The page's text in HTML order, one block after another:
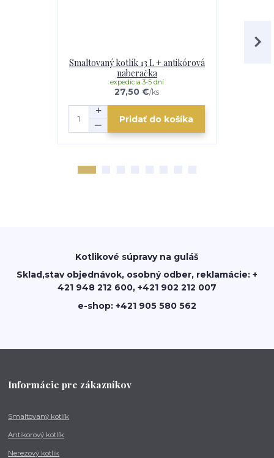
Smaltovaný kotlík 13 L + antikórová
naberačka
27,50 €/ks
expedícia 3-5 dní
Pridať do košíka
Kotlikové súpravy na guláš
Sklad,stav objednávok, osobný odber, reklamácie: +
421 948 212 600, +421 902 212 007
e-shop: +421 905 580 562
Informácie pre zákazníkov
Smaltovaný kotlík
Antikorový kotlík
Nerezový kotlík